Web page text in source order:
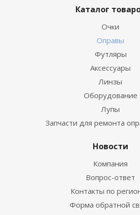
Каталог
Очки
Оправы
Футляры
Аксессуары
Линзы
Оборудование
Лупы
Запчасти для ремонта
Новости
Компания
Вопрос-ответ
Контакты по
Форма обратной